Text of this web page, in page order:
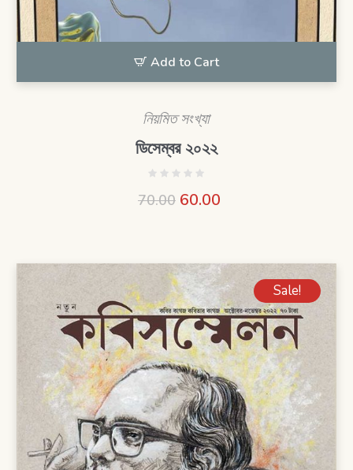
Add to Cart
নিয়মিত সংখ্যা
ডিসেম্বর ২০২২
70.00 60.00
Sale!